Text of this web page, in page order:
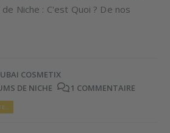
Niche : C'est Quoi ? De nos
COSMETIX
DE NICHE
1 COMMENTAIRE